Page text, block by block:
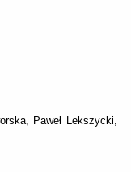
Paweł Lekszycki,